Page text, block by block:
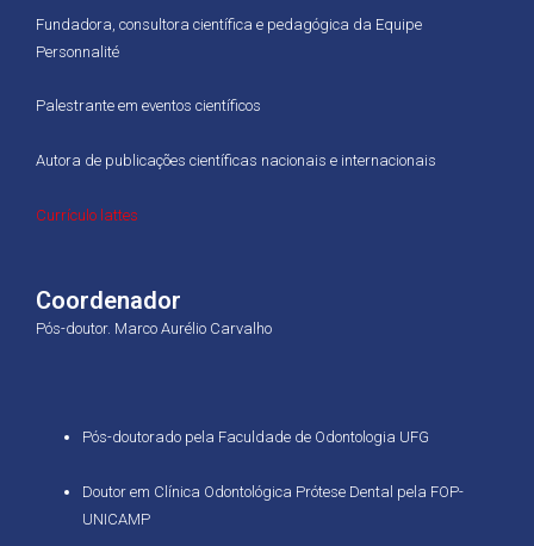
Fundadora, consultora científica e pedagógica da Equipe
Personnalité
Palestrante em eventos científicos
Autora de publicações científicas nacionais e internacionais
Currículo lattes
Coordenador
Pós-doutor. Marco Aurélio Carvalho
Pós-doutorado pela Faculdade de Odontologia UFG
Doutor em Clínica Odontológica Prótese Dental pela FOP-
UNICAMP